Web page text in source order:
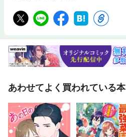
あわせてよく買われている本